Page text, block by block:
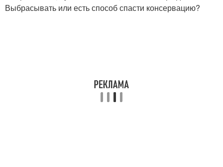
Выбрасывать или есть способ спасти консервацию?